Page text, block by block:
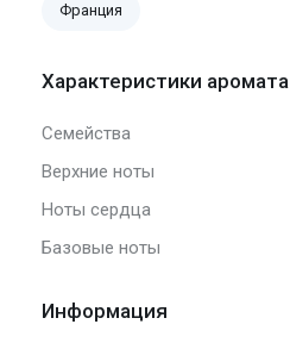
Франция
Характеристики аромата
Семейства
Верхние ноты
Ноты сердца
Базовые ноты
Информация